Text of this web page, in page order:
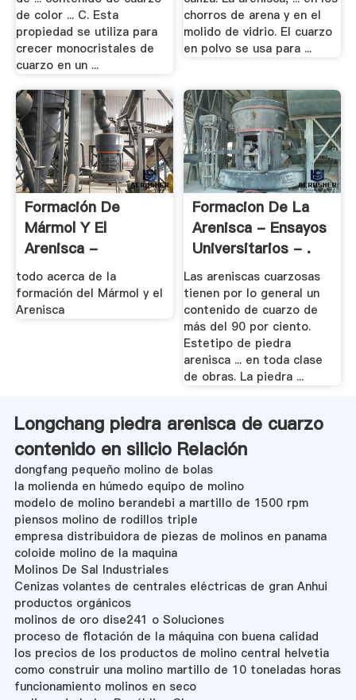
de color ... C. Esta
propiedad se utiliza para
crecer monocristales de
cuarzo en un ...
chorros de arena y en el
molido de vidrio. El cuarzo
en polvo se usa para ...
Formación De
Mármol Y El
Arenisca -
Compare .
todo acerca de la
formación del Mármol y el
Arenisca
Formacion De La
Arenisca - Ensayos
Universitarios - .
Las areniscas cuarzosas
tienen por lo general un
contenido de cuarzo de
más del 90 por ciento.
Estetipo de piedra
arenisca ... en toda clase
de obras. La piedra ...
Longchang piedra arenisca de cuarzo
contenido en silicio Relación
dongfang pequeño molino de bolas
la molienda en húmedo equipo de molino
modelo de molino berandebi a martillo de 1500 rpm
piensos molino de rodillos triple
empresa distribuidora de piezas de molinos en panama
coloide molino de la maquina
Molinos De Sal Industriales
Cenizas volantes de centrales eléctricas de gran Anhui
productos orgánicos
molinos de oro dise241 o Soluciones
proceso de flotación de la máquina con buena calidad
los precios de los productos de molino central helvetia
como construir una molino martillo de 10 toneladas horas
funcionamiento molinos en seco